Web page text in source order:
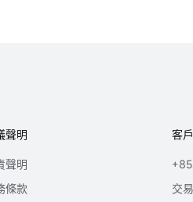
聲明
聲明
條款
客
交